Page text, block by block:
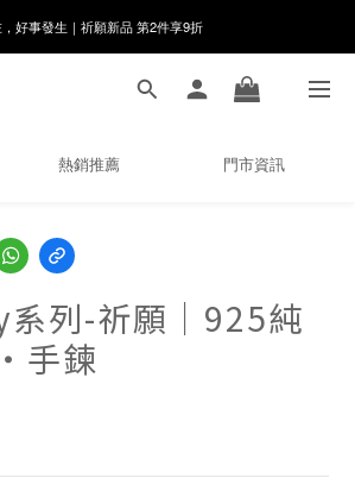
月初限定｜指定分類滿件88折！
會員限定🌸註冊送$100購物金
月月初限定｜指定分類滿件88折！
熱銷推薦 門市資訊
列-祈願｜925純
手鍊